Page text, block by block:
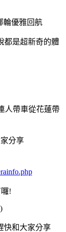
輪優雅回航
都是超新奇的體
人帶車從花蓮帶
分享
!
快和大家分享